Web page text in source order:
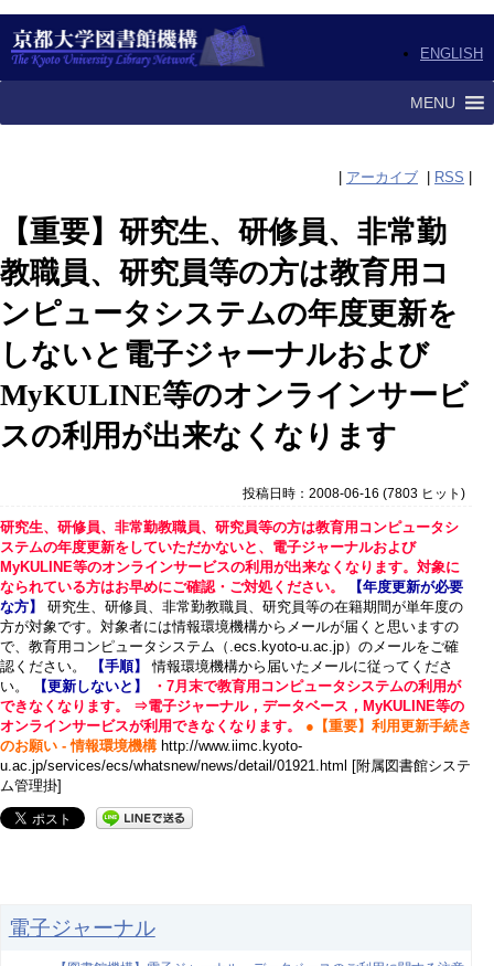
ENGLISH
MENU
アーカイブ RSS
【重要】研究生、研修員、非常勤
教職員、研究員等の方は教育用コ
ンピュータシステムの年度更新を
しないと電子ジャーナルおよび
MyKULINE等のオンラインサービ
スの利用が出来なくなります
投稿日時：2008-06-16 (7803 ヒット )
研究生、研修員、非常勤教職員、研究員等の方は教育用コンピュータシ
ステムの年度更新をしていただかないと、電子ジャーナルおよび
MyKULINE等のオンラインサービスの利用が出来なくなります。対象に
なられている方はお早めにご確認・ご対処ください。
【年度更新が必要
な方】
研究生、研修員、非常勤教職員、研究員等の在籍期間が単年度の
方が対象です。対象者には情報環境機構からメールが届くと思いますの
で、教育用コンピュータシステム（.ecs.kyoto-u.ac.jp）のメールをご確
認ください。
【手順】
情報環境機構から届いたメールに従ってくださ
い。
【更新しないと】
・7月末で教育用コンピュータシステムの利用が
できなくなります。 ⇒電子ジャーナル，データベース，MyKULINE等の
オンラインサービスが利用できなくなります。
●【重要】利用更新手続き
のお願い - 情報環境機構http://www.iimc.kyoto-
u.ac.jp/services/ecs/whatsnew/news/detail/01921.html [附属図書館システ
ム管理掛]
電子ジャーナル